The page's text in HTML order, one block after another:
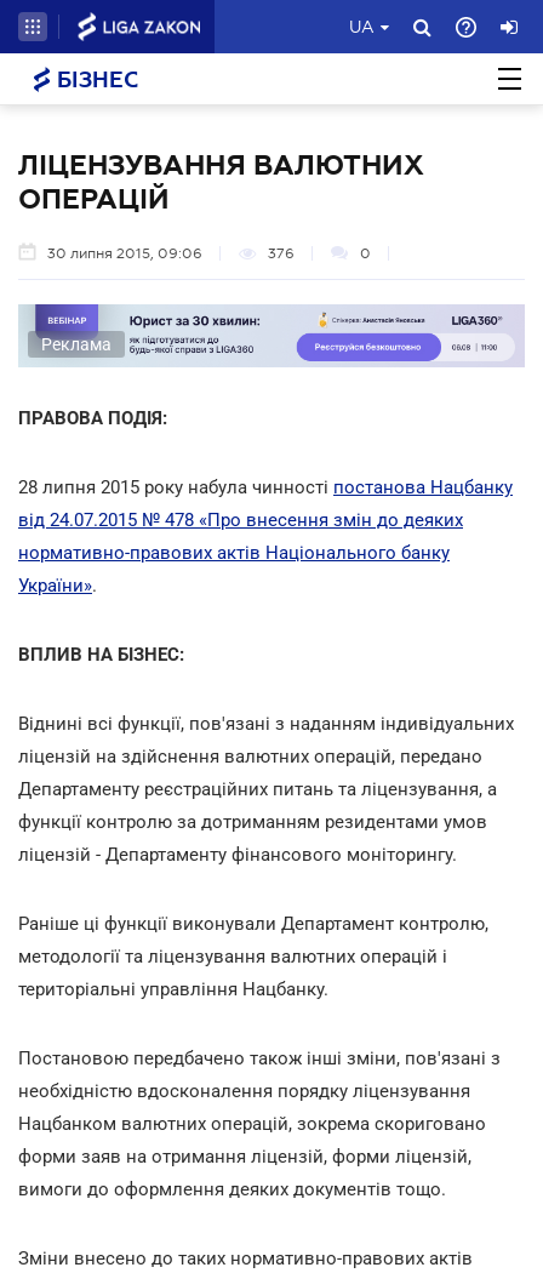
UA
БІЗНЕС
ЛІЦЕНЗУВАННЯ ВАЛЮТНИХ
ОПЕРАЦІЙ
30 липня 2015, 09:06 376 0
Реклама
ПРАВОВА ПОДІЯ:
28 липня 2015 року набула чинності постанова Нацбанку
від 24.07.2015 № 478 «Про внесення змін до деяких
нормативно-правових актів Національного банку
України».
ВПЛИВ НА БІЗНЕС:
Віднині всі функції, пов'язані з наданням індивідуальних
ліцензій на здійснення валютних операцій, передано
Департаменту реєстраційних питань та ліцензування, а
функції контролю за дотриманням резидентами умов
ліцензій - Департаменту фінансового моніторингу.
Раніше ці функції виконували Департамент контролю,
методології та ліцензування валютних операцій і
територіальні управління Нацбанку.
Постановою передбачено також інші зміни, пов'язані з
необхідністю вдосконалення порядку ліцензування
Нацбанком валютних операцій, зокрема скориговано
форми заяв на отримання ліцензій, форми ліцензій,
вимоги до оформлення деяких документів тощо.
Зміни внесено до таких нормативно-правових актів